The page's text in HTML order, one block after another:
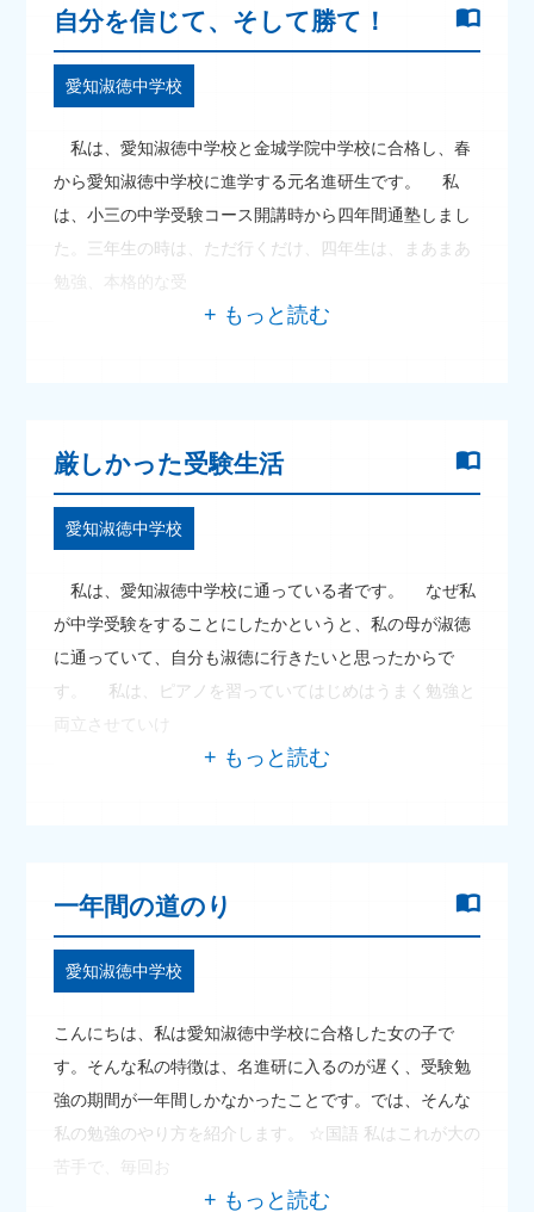
自分を信じて、そして勝て！
愛知淑徳中学校
私は、愛知淑徳中学校と金城学院中学校に合格し、春
から愛知淑徳中学校に進学する元名進研生です。 私
は、小三の中学受験コース開講時から四年間通塾しまし
た。三年生の時は、ただ行くだけ、四年生は、まあまあ
勉強、本格的な受
厳しかった受験生活
愛知淑徳中学校
私は、愛知淑徳中学校に通っている者です。 なぜ私
が中学受験をすることにしたかというと、私の母が淑徳
に通っていて、自分も淑徳に行きたいと思ったからで
す。 私は、ピアノを習っていてはじめはうまく勉強と
両立させていけ
一年間の道のり
愛知淑徳中学校
こんにちは、私は愛知淑徳中学校に合格した女の子で
す。そんな私の特徴は、名進研に入るのが遅く、受験勉
強の期間が一年間しかなかったことです。では、そんな
私の勉強のやり方を紹介します。 ☆国語 私はこれが大の
苦手で、毎回お